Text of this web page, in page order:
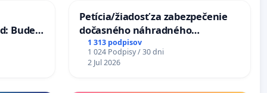
Bude
Petícia/žiadosť za zabezpečenie
dočasného náhradného
premostenia Váhu počas úplnej
uzávery Vážskeho mosta v
Komárne
1 313 podpisov
1 024 Podpisy / 30 dni
2 Jul 2026